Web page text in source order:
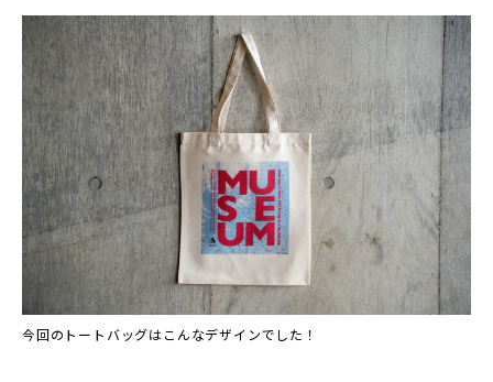
今回のトートバッグはこんなデザインでした！